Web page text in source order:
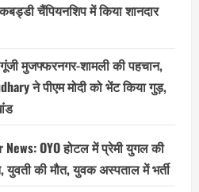
चैंपियनशिप में किया शानदार
मुजफ्फरनगर-शामली की पहचान,
ने पीएम मोदी को भेंट किया गुड़,
News: OYO होटल में प्रेमी युगल की
युवती की मौत, युवक अस्पताल में भर्ती